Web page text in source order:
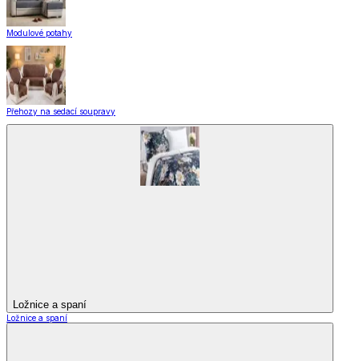
Modulové potahy
Přehozy na sedací soupravy
Ložnice a spaní
Ložnice a spaní